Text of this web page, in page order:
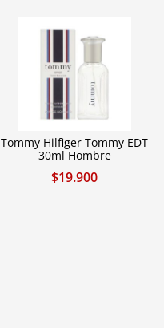
Tommy Hilfiger Tommy EDT
30ml Hombre
$19.900